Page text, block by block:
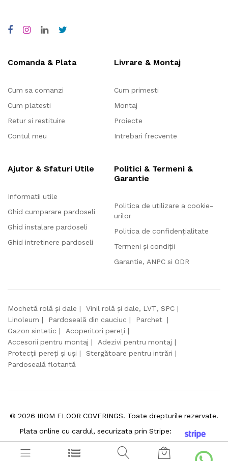
Comanda & Plata
Cum sa comanzi
Cum platesti
Retur si restituire
Contul meu
Livrare & Montaj
Cum primesti
Montaj
Proiecte
Intrebari frecvente
Ajutor & Sfaturi Utile
Informatii utile
Ghid cumparare pardoseli
Ghid instalare pardoseli
Ghid intretinere pardoseli
Politici & Termeni &
Garantie
Politica de utilizare a cookie-
urilor
Politica de confidențialitate
Termeni și condiții
Garantie, ANPC si ODR
Mochetă rolă și dale
Vinil rolă și dale, LVT, SPC
Linoleum
Pardoseală din cauciuc
Parchet
Gazon sintetic
Acoperitori pereți
Accesorii pentru montaj
Adezivi pentru montaj
Protecții pereți și uși
Stergătoare pentru intrări
Pardoseală flotantă
© 2026 IROM FLOOR COVERINGS. Toate drepturile rezervate.
Plata online cu cardul, securizata prin Stripe: